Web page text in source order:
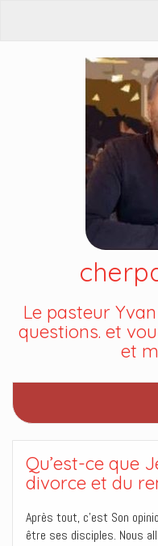
Le pasteur
questions. et
et
Qu’est-ce que
divorce et du
Après tout, c’est Son
être ses disciples. Nous